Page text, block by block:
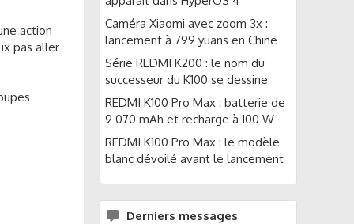
action
pas aller
Caméra Xiaomi avec zoom 3x :
lancement à 799 yuans en Chine
Série REDMI K200 : le nom du
successeur du K100 se dessine
REDMI K100 Pro Max : batterie de
9 070 mAh et recharge à 100 W
REDMI K100 Pro Max : le modèle
blanc dévoilé avant le lancement
Derniers messages